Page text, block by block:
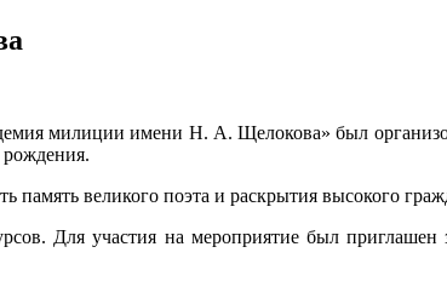
имени Н. А. Щелокова» был
рождения.
память великого поэта и раскрытия высокого
Для участия на мероприятие был